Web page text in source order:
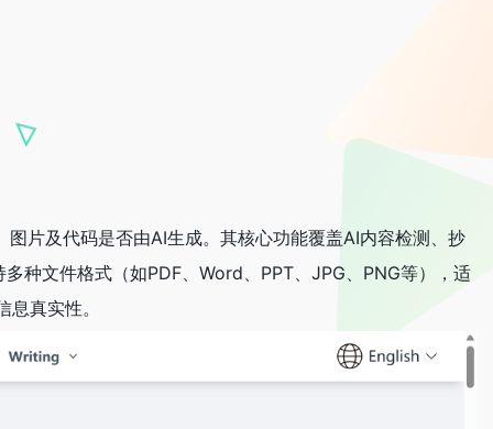
片及代码是否由AI生成。其核心功能覆盖AI内容检测、抄
种文件格式（如PDF、Word、PPT、JPG、PNG等），适
真实性。